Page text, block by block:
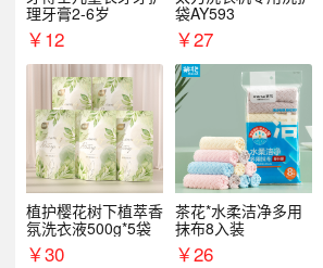
理牙膏2-6岁
￥12
袋AY593
￥27
植护樱花树下植萃香
氛洗衣液500g*5袋
￥30
茶花*水柔洁净多用
抹布8入装
￥26